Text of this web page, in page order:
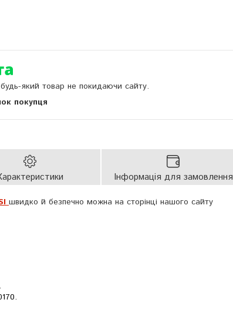
який товар не покидаючи сайту.
покупця
Інформація для замовлення
швидко й безпечно можна на сторінці нашого сайту